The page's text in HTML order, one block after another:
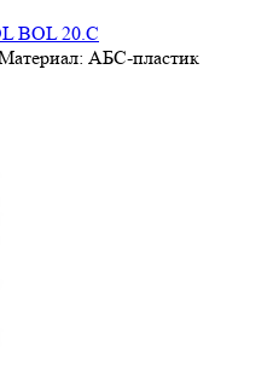
BOL 20.C
АБС-пластик